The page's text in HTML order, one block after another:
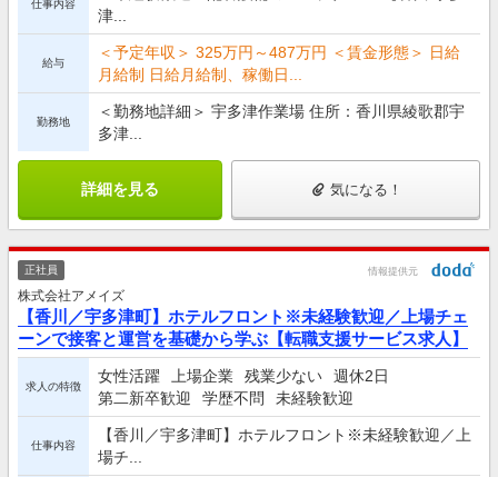
仕事内容
津...
給与
＜予定年収＞ 325万円～487万円 ＜賃金形態＞ 日給
月給制 日給月給制、稼働日...
勤務地
＜勤務地詳細＞ 宇多津作業場 住所：香川県綾歌郡宇
多津...
詳細を見る 気になる！
正社員 情報提供元
株式会社アメイズ
【香川／宇多津町】ホテルフロント※未経験歓迎／上場チェ
ーンで接客と運営を基礎から学ぶ【転職支援サービス求人】
求人の特徴
女性活躍 上場企業 残業少ない
週休2日
第二新卒歓迎
学歴不問 未経験歓迎
仕事内容
【香川／宇多津町】ホテルフロント※未経験歓迎／上
場チ...